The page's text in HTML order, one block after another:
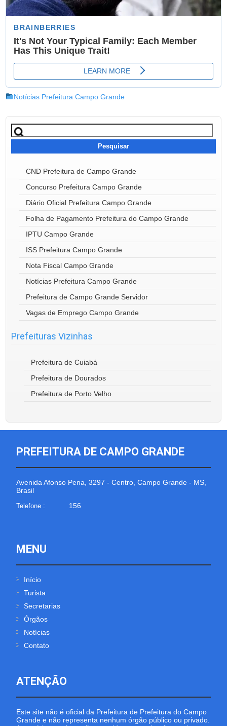
Notícias Prefeitura Campo Grande
Pesquisar
por:
CND Prefeitura de Campo Grande
Concurso Prefeitura Campo Grande
Diário Oficial Prefeitura Campo Grande
Folha de Pagamento Prefeitura do Campo Grande
IPTU Campo Grande
ISS Prefeitura Campo Grande
Nota Fiscal Campo Grande
Notícias Prefeitura Campo Grande
Prefeitura de Campo Grande Servidor
Vagas de Emprego Campo Grande
Prefeituras Vizinhas
Prefeitura de Cuiabá
Prefeitura de Dourados
Prefeitura de Porto Velho
PREFEITURA DE CAMPO GRANDE
Avenida Afonso Pena, 3297 - Centro, Campo Grande - MS,
Brasil
Telefone : 156
MENU
Início
Turista
Secretarias
Órgãos
Notícias
Contato
ATENÇÃO
Este site não é oficial da Prefeitura de Prefeitura do Campo
Grande e não representa nenhum órgão público ou privado.